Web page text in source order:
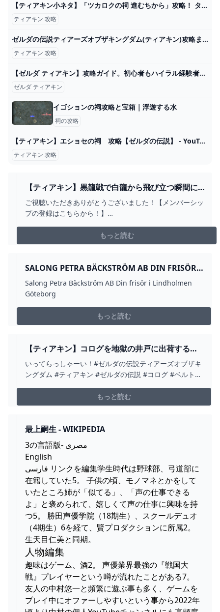
【ティアキン小ネタ】「ツカロクの祠 進むちから」攻略！ タイヤの意外な使い方をひらめけるか【ゼルダの伝説】 - GAME Watch
ティアキン 攻略
ゼルダの伝説ティアーズオブザキングダム(ティアキン)攻略まとめ-コログ速報 ページ 45
ティアキン 攻略
【ゼルダ ティアキン】攻略ガイド。初心者もハイラル経験者も抑えておきたい新作基礎知識。始まりの空島あたりに役立つ【ティアーズ オブ ザ キングダム】 ゲーム・エンタメ最新情報のファミ通.com
ゼルダ ティアキン
イゴションの祠攻略と宝箱｜浮遊する水
祠の攻略
【ティアキン】エショセの祠 攻略【ゼルダの伝説】 - YouTube
ティアキン 攻略
【ティアキン】黒龍戦で白龍から飛び立つ瞬間に振
り返ると○○らしいので見に行ってみたら...【ゼルダ
の伝説 ティアーズ オブ ザ キングダム / 検証】 -
ご視聴いただきありがとうございました！【メンバーシッ
プの登録はこちらから！】
---------------------------------------------------------------------...
もっと読む
SALONG PETRA BÄCKSTRÖM AB DIN FRISÖR I
LINDHOLMEN GÖTEBORG
Salong Petra Bäckström AB Din frisör i Lindholmen
Göteborg
もっと読む
【ティアキン】コログを地獄の井戸に出荷する厄
災リンク【ゼルダの伝説 ティアーズ オブ ザ キン
グダム】 - YOUTUBE
いってらっしゃーい！#ゼルダの伝説ティアーズオブザキ
ングダム #ティアキン #ゼルダの伝説 #コログ #ベルトコ
もっと読む
最上嗣生 - WIKIPEDIA
3の言語版- مصرى
English
فارسی リンクを編集学生時代は野球部、弓道部に
在籍していた5。 子供の頃、モノマネとかをして
いたところ姉が「似てる」、「声の仕事できる
よ」と褒められて、嬉しくて声の仕事に興味を持
つ5。 勝田声優学院（18期生）、スクールデュオ
（4期生）6を経て、賢プロダクションに所属2。
生天目仁美と同期。
人物編集
趣味はゲーム、酒2。 声優業界最強の『戦国大
戦』プレイヤーという噂が流れたことがある7。
友人の中村悠一と頻繁に遊ぶ事も多く、ゲームを
プレイ中にオファーしやすいという事から2022年